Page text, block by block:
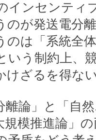
インセンティ
のが発送電分
のは「系統全
いう制約上、
けざるを得な
離論」と「自
規模推進論」